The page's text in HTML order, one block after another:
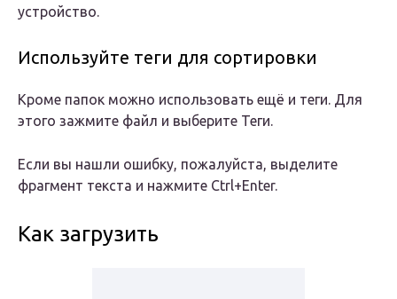
устройство.
Используйте теги для сортировки
Кроме папок можно использовать ещё и теги. Для
этого зажмите файл и выберите Теги.
Если вы нашли ошибку, пожалуйста, выделите
фрагмент текста и нажмите Ctrl+Enter.
Как загрузить